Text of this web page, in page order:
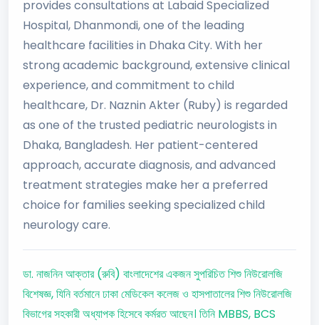
provides consultations at Labaid Specialized
Hospital, Dhanmondi, one of the leading
healthcare facilities in Dhaka City. With her
strong academic background, extensive clinical
experience, and commitment to child
healthcare, Dr. Naznin Akter (Ruby) is regarded
as one of the trusted pediatric neurologists in
Dhaka, Bangladesh. Her patient-centered
approach, accurate diagnosis, and advanced
treatment strategies make her a preferred
choice for families seeking specialized child
neurology care.
ডা. নাজনিন আক্তার (রুবি) বাংলাদেশের একজন সুপরিচিত শিশু নিউরোলজি
বিশেষজ্ঞ, যিনি বর্তমানে ঢাকা মেডিকেল কলেজ ও হাসপাতালের শিশু নিউরোলজি
বিভাগের সহকারী অধ্যাপক হিসেবে কর্মরত আছেন। তিনি MBBS, BCS